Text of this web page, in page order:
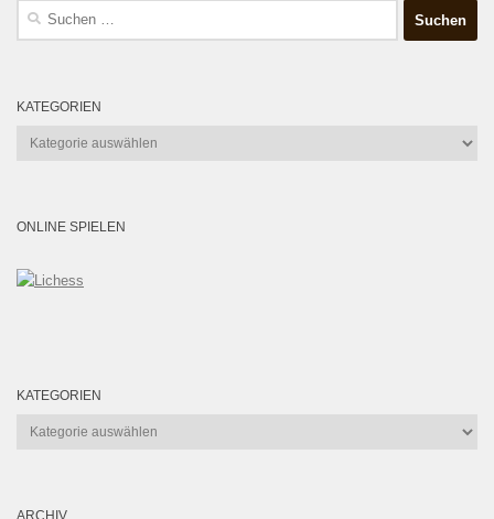
Suchen
KATEGORIEN
Kategorien
ONLINE SPIELEN
KATEGORIEN
Kategorien
ARCHIV